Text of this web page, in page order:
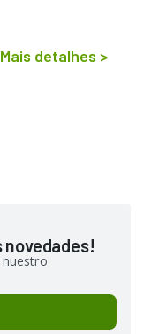
Mais detalhes >
novedades!